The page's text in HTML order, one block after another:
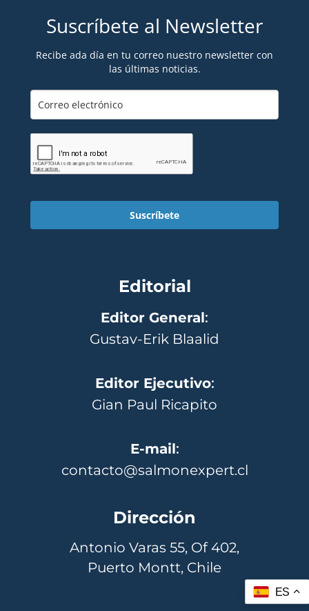
Suscríbete al Newsletter
Recibe ada día en tu correo nuestro newsletter con
las últimas noticias.
Suscríbete
Editorial
Editor General:
Gustav-Erik Blaalid
Editor Ejecutivo:
Gian Paul Ricapito
E-mail:
contacto@salmonexpert.cl
Dirección
Antonio Varas 55, Of 402,
Puerto Montt, Chile
ES